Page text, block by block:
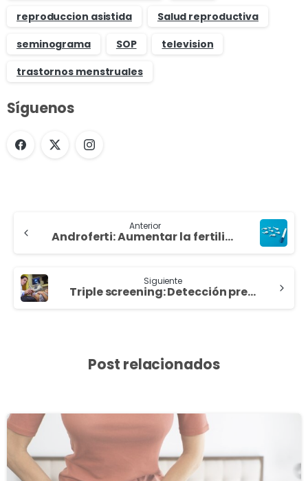
reproduccion asistida
Salud reproductiva
seminograma
SOP
television
trastornos menstruales
Síguenos
Anterior
Androferti: Aumentar la fertilidad masculina
Siguiente
Triple screening: Detección precoz de anomalías genéticas
Post relacionados